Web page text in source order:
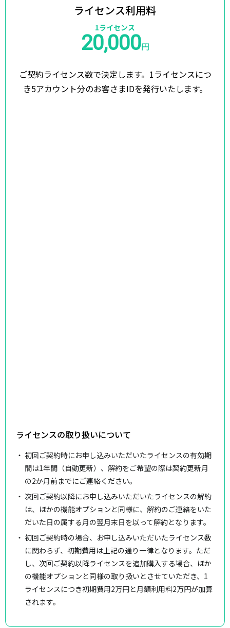
ライセンス利用料
1ライセンス
20,000円
ご契約ライセンス数で決定します。 1ライセンスにつ
き5アカウント分のお客さまIDを発行いたします。
ライセンスの取り扱いについて
初回ご契約時にお申し込みいただいたライセンスの有効期
間は1年間（自動更新）、解約をご希望の際は契約更新月
の2か月前までにご連絡ください。
次回ご契約以降にお申し込みいただいたライセンスの解約
は、ほかの機能オプションと同様に、解約のご連絡をいた
だいた日の属する月の翌月末日を以って解約となります。
初回ご契約時の場合、お申し込みいただいたライセンス数
に関わらず、初期費用は上記の通り一律となります。ただ
し、次回ご契約以降ライセンスを追加購入する場合、ほか
の機能オプションと同様の取り扱いとさせていただき、1
ライセンスにつき初期費用2万円と月額利用料2万円が加算
されます。